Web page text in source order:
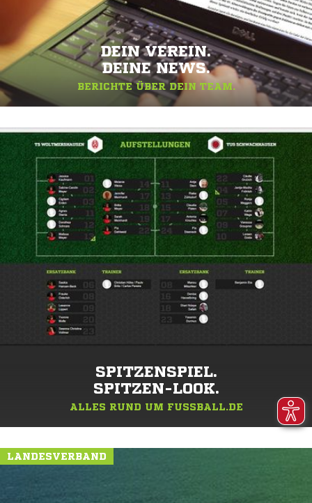
DEIN VEREIN.
DEINE NEWS.
BERICHTE ÜBER DEIN TEAM.
SPITZENSPIEL.
SPITZEN-LOOK.
ALLES RUND UM FUSSBALL.DE
LANDESVERBAND